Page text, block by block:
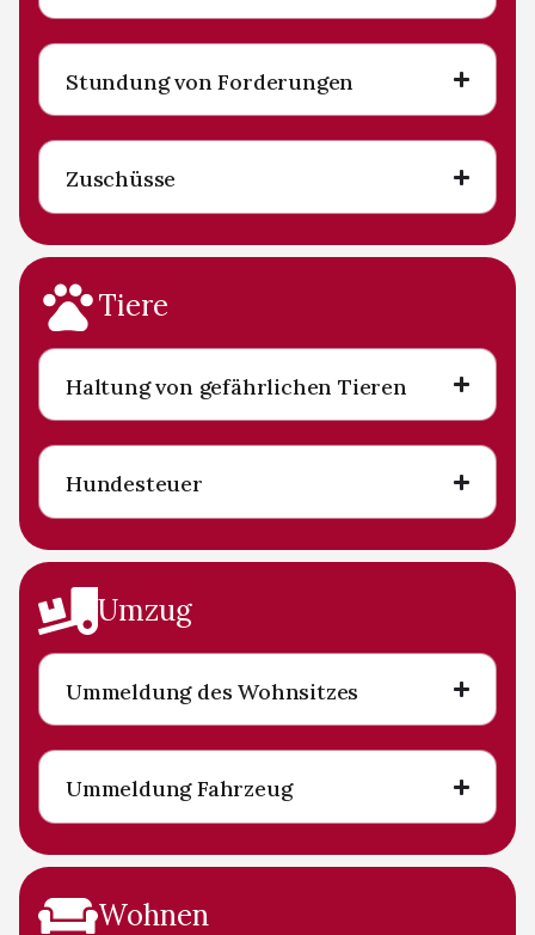
Stundung von Forderungen
Zuschüsse
Tiere
Haltung von gefährlichen Tieren
Hundesteuer
Umzug
Ummeldung des Wohnsitzes
Ummeldung Fahrzeug
Wohnen